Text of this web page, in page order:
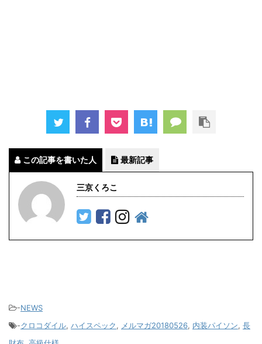
この記事を書いた人 最新記事
三京くろこ
-NEWS
-クロコダイル, ハイスペック, メルマガ20180526, 内装パイソン, 長